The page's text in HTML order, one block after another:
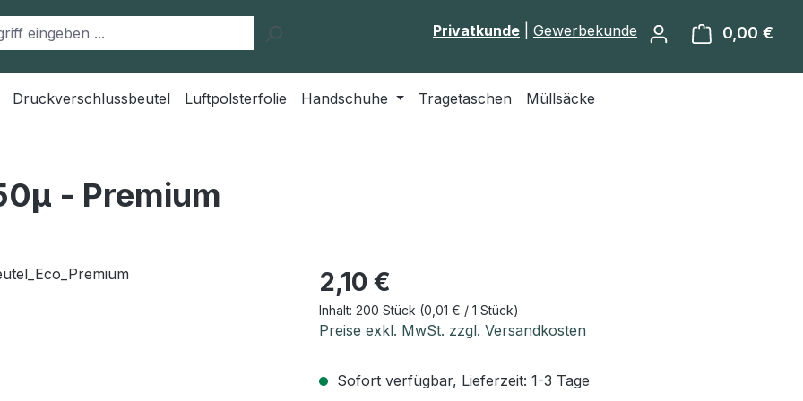
Privatkunde Gewerbekunde 0,00 €
Druckverschlussbeutel Luftpolsterfolie Handschuhe Tragetaschen Müllsäcke
- Premium
Regulärer Preis:
2,10 €
Inhalt: 200 Stück (0,01 € / 1 Stück)
Preise exkl. MwSt. zzgl. Versandkosten
Sofort verfügbar, Lieferzeit: 1-3 Tage